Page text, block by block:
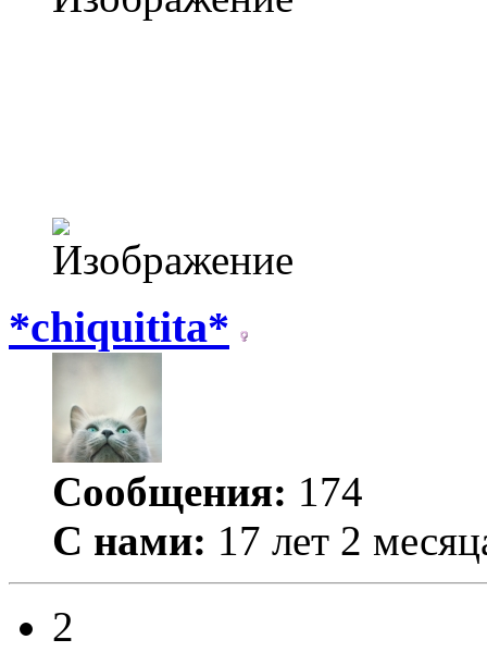
*chiquitita*
Сообщения: 174
С нами: 17 лет 2
2